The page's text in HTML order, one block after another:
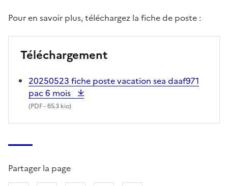
Pour en savoir plus, téléchargez la fiche de poste :
Téléchargement
20250523 fiche poste vacation sea daaf971
pac 6 mois
(PDF- 65.3 kio)
Partager la page